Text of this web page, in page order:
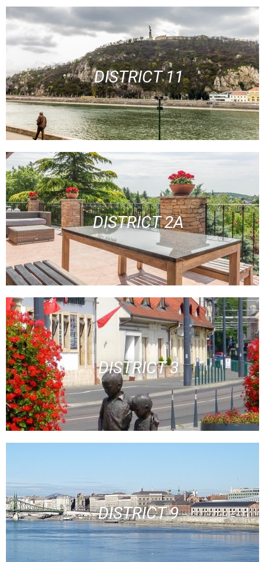
DISTRICT 11
DISTRICT 2A
DISTRICT 3
DISTRICT 9